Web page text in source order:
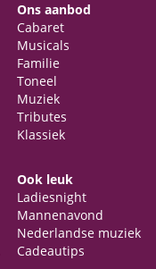
Ons aanbod
Cabaret
Musicals
Familie
Toneel
Muziek
Tributes
Klassiek
Ook leuk
Ladiesnight
Mannenavond
Nederlandse muziek
Cadeautips